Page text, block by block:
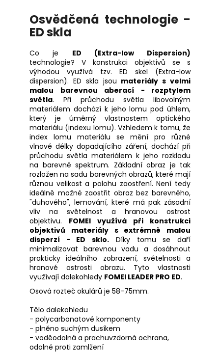
Osvědčená technologie -
ED skla
Co je ED (Extra-low Dispersion)
technologie? V konstrukci objektivů se s
výhodou využívá tzv. ED skel (Extra-low
dispersion). ED skla jsou materiály s velmi
malou barevnou aberací - rozptylem
světla. Při průchodu světla libovolným
materiálem dochází k jeho lomu pod úhlem,
který je úměrný vlastnostem optického
materiálu (indexu lomu). Vzhledem k tomu, že
index lomu materiálu se mění pro různé
vlnové délky dopadajícího záření, dochází při
průchodu světla materiálem k jeho rozkladu
na barevné spektrum. Základní obraz je tak
rozložen na sadu barevných obrazů, které mají
různou velikost a polohu zaostření. Není tedy
ideálně možné zaostřit obraz bez barevného,
"duhového", lemování, které má pak zásadní
vliv na světelnost a hranovou ostrost
objektivu. FOMEI využívá při konstrukci
objektivů materiály s extrémně malou
disperzí - ED sklo. Díky tomu se daří
minimalizovat barevnou vadu a dosáhnout
prakticky ideálního zobrazení, světelnosti a
hranové ostrosti obrazu. Tyto vlastnosti
využívají dalekohledy FOMEI LEADER PRO ED.
Osová rozteč okulárů je 58-75mm.
Tělo dalekohledu
- polycarbonatové komponenty
- plněno suchým dusíkem
- voděodolná a prachuvzdorná ochrana,
odolné proti zamlžení